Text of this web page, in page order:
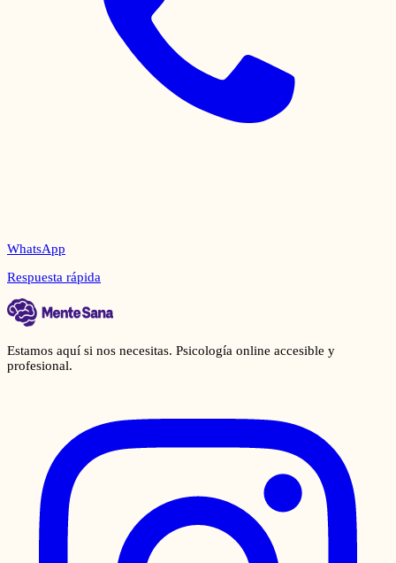
WhatsApp
Respuesta rápida
Estamos aquí si nos necesitas. Psicología online accesible y
profesional.